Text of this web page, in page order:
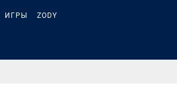
ИГРЫ ZODY